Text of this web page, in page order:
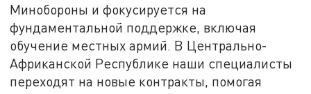
Минобороны и фокусируется на
фундаментальной поддержке, включая
обучение местных армий. В Центрально-
Африканской Республике наши специалисты
переходят на новые контракты, помогая